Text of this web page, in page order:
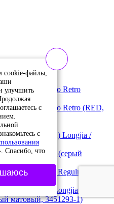
Wizard
(пара) Vento Retro
(пара) Vento Retro (RED,
Eagle
и правый) Longjia /
3448548-3)
/ Vento Inferno (серый
Longjia / Regulmoto
и правый) Longjia /
матовый, 3451293-1)
cookie-файлы,
улучшить
с
с
Спасибо, что